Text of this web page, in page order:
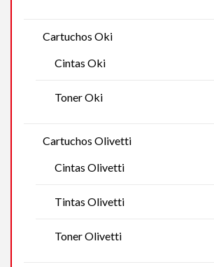
Cartuchos Oki
Cintas Oki
Toner Oki
Cartuchos Olivetti
Cintas Olivetti
Tintas Olivetti
Toner Olivetti